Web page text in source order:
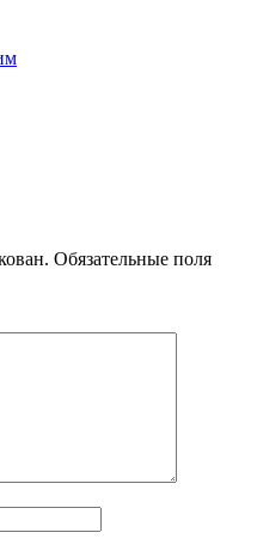
Обязательные поля